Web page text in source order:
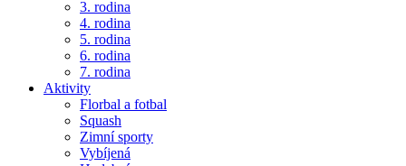
3. rodina
4. rodina
5. rodina
6. rodina
7. rodina
Aktivity
Florbal a fotbal
Squash
Zimní sporty
Vybíjená